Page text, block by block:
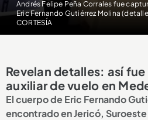
Andrés Felipe Peña Corrales fue
Eric Fernando Gutiérrez Molina
CORTESÍA
Revelan detalles: así
auxiliar de vuelo en
El cuerpo de Eric Fernando
encontrado en Jericó,